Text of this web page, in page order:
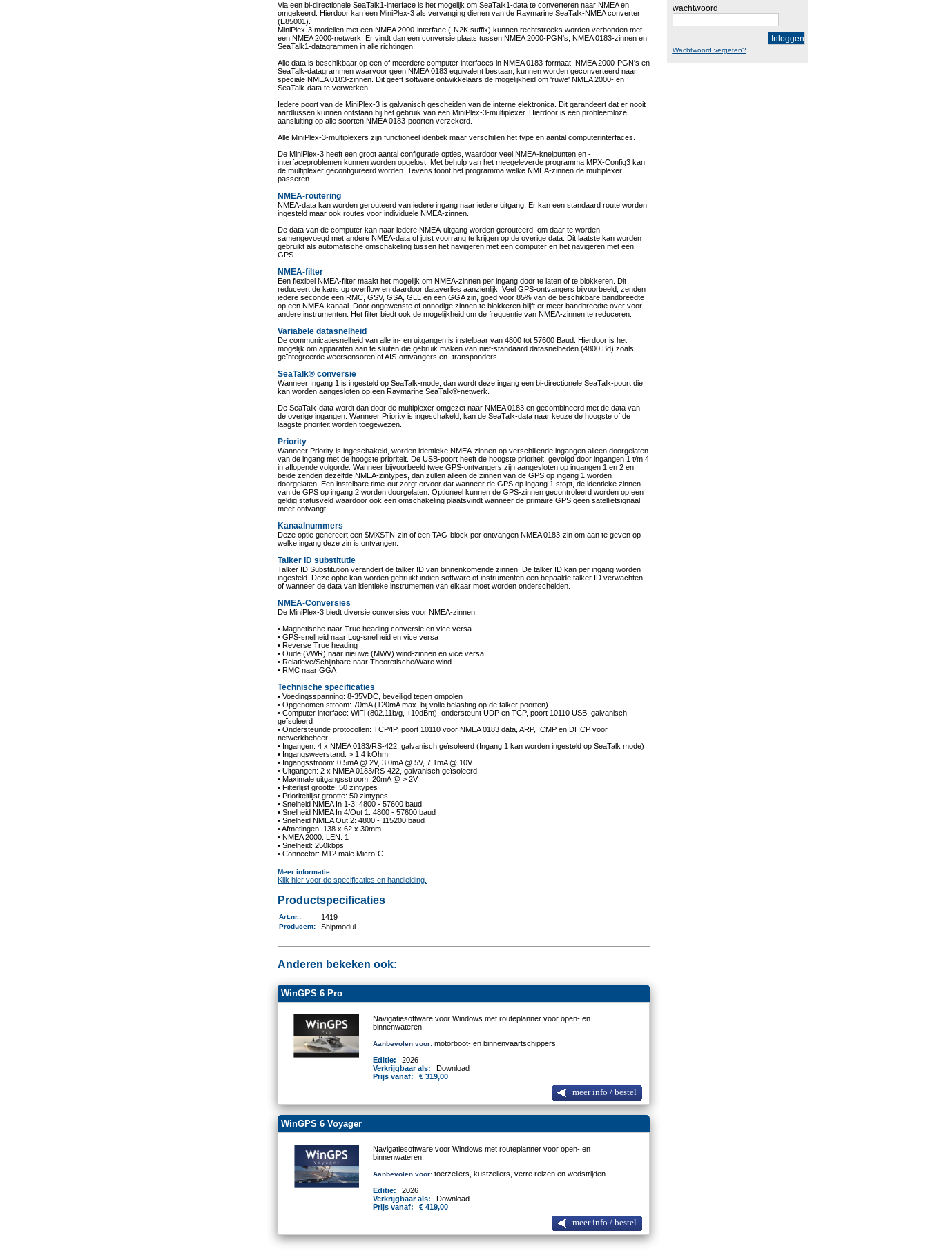
Via een bi-directionele SeaTalk1-interface is het mogelijk om SeaTalk1-data te converteren naar NMEA en
omgekeerd. Hierdoor kan een MiniPlex-3 als vervanging dienen van de Raymarine SeaTalk-NMEA converter
(E85001).
MiniPlex-3 modellen met een NMEA 2000-interface (-N2K suffix) kunnen rechtstreeks worden verbonden met
een NMEA 2000-netwerk. Er vindt dan een conversie plaats tussen NMEA 2000-PGN's, NMEA 0183-zinnen en
SeaTalk1-datagrammen in alle richtingen.
Alle data is beschikbaar op een of meerdere computer interfaces in NMEA 0183-formaat. NMEA 2000-PGN's en
SeaTalk-datagrammen waarvoor geen NMEA 0183 equivalent bestaan, kunnen worden geconverteerd naar
speciale NMEA 0183-zinnen. Dit geeft software ontwikkelaars de mogelijkheid om 'ruwe' NMEA 2000- en
SeaTalk-data te verwerken.
Iedere poort van de MiniPlex-3 is galvanisch gescheiden van de interne elektronica. Dit garandeert dat er nooit
aardlussen kunnen ontstaan bij het gebruik van een MiniPlex-3-multiplexer. Hierdoor is een probleemloze
aansluiting op alle soorten NMEA 0183-poorten verzekerd.
Alle MiniPlex-3-multiplexers zijn functioneel identiek maar verschillen het type en aantal computerinterfaces.
De MiniPlex-3 heeft een groot aantal configuratie opties, waardoor veel NMEA-knelpunten en -
interfaceproblemen kunnen worden opgelost. Met behulp van het meegeleverde programma MPX-Config3 kan
de multiplexer geconfigureerd worden. Tevens toont het programma welke NMEA-zinnen de multiplexer
passeren.
NMEA-routering
NMEA-data kan worden gerouteerd van iedere ingang naar iedere uitgang. Er kan een standaard route worden
ingesteld maar ook routes voor individuele NMEA-zinnen.
De data van de computer kan naar iedere NMEA-uitgang worden gerouteerd, om daar te worden
samengevoegd met andere NMEA-data of juist voorrang te krijgen op de overige data. Dit laatste kan worden
gebruikt als automatische omschakeling tussen het navigeren met een computer en het navigeren met een
GPS.
NMEA-filter
Een flexibel NMEA-filter maakt het mogelijk om NMEA-zinnen per ingang door te laten of te blokkeren. Dit
reduceert de kans op overflow en daardoor dataverlies aanzienlijk. Veel GPS-ontvangers bijvoorbeeld, zenden
iedere seconde een RMC, GSV, GSA, GLL en een GGA zin, goed voor 85% van de beschikbare bandbreedte
op een NMEA-kanaal. Door ongewenste of onnodige zinnen te blokkeren blijft er meer bandbreedte over voor
andere instrumenten. Het filter biedt ook de mogelijkheid om de frequentie van NMEA-zinnen te reduceren.
Variabele datasnelheid
De communicatiesnelheid van alle in- en uitgangen is instelbaar van 4800 tot 57600 Baud. Hierdoor is het
mogelijk om apparaten aan te sluiten die gebruik maken van niet-standaard datasnelheden (4800 Bd) zoals
geïntegreerde weersensoren of AIS-ontvangers en -transponders.
SeaTalk® conversie
Wanneer Ingang 1 is ingesteld op SeaTalk-mode, dan wordt deze ingang een bi-directionele SeaTalk-poort die
kan worden aangesloten op een Raymarine SeaTalk®-netwerk.
De SeaTalk-data wordt dan door de multiplexer omgezet naar NMEA 0183 en gecombineerd met de data van
de overige ingangen. Wanneer Priority is ingeschakeld, kan de SeaTalk-data naar keuze de hoogste of de
laagste prioriteit worden toegewezen.
Priority
Wanneer Priority is ingeschakeld, worden identieke NMEA-zinnen op verschillende ingangen alleen doorgelaten
van de ingang met de hoogste prioriteit. De USB-poort heeft de hoogste prioriteit, gevolgd door ingangen 1 t/m 4
in aflopende volgorde. Wanneer bijvoorbeeld twee GPS-ontvangers zijn aangesloten op ingangen 1 en 2 en
beide zenden dezelfde NMEA-zintypes, dan zullen alleen de zinnen van de GPS op ingang 1 worden
doorgelaten. Een instelbare time-out zorgt ervoor dat wanneer de GPS op ingang 1 stopt, de identieke zinnen
van de GPS op ingang 2 worden doorgelaten. Optioneel kunnen de GPS-zinnen gecontroleerd worden op een
geldig statusveld waardoor ook een omschakeling plaatsvindt wanneer de primaire GPS geen satellietsignaal
meer ontvangt.
Kanaalnummers
Deze optie genereert een $MXSTN-zin of een TAG-block per ontvangen NMEA 0183-zin om aan te geven op
welke ingang deze zin is ontvangen.
Talker ID substitutie
Talker ID Substitution verandert de talker ID van binnenkomende zinnen. De talker ID kan per ingang worden
ingesteld. Deze optie kan worden gebruikt indien software of instrumenten een bepaalde talker ID verwachten
of wanneer de data van identieke instrumenten van elkaar moet worden onderscheiden.
NMEA-Conversies
De MiniPlex-3 biedt diversie conversies voor NMEA-zinnen:
• Magnetische naar True heading conversie en vice versa
• GPS-snelheid naar Log-snelheid en vice versa
• Reverse True heading
• Oude (VWR) naar nieuwe (MWV) wind-zinnen en vice versa
• Relatieve/Schijnbare naar Theoretische/Ware wind
• RMC naar GGA
Technische specificaties
• Voedingsspanning: 8-35VDC, beveiligd tegen ompolen
• Opgenomen stroom: 70mA (120mA max. bij volle belasting op de talker poorten)
• Computer interface: WiFi (802.11b/g, +10dBm), ondersteunt UDP en TCP, poort 10110 USB, galvanisch
geïsoleerd
• Ondersteunde protocollen: TCP/IP, poort 10110 voor NMEA 0183 data, ARP, ICMP en DHCP voor
netwerkbeheer
• Ingangen: 4 x NMEA 0183/RS-422, galvanisch geïsoleerd (Ingang 1 kan worden ingesteld op SeaTalk mode)
• Ingangsweerstand: > 1.4 kOhm
• Ingangsstroom: 0.5mA @ 2V, 3.0mA @ 5V, 7.1mA @ 10V
• Uitgangen: 2 x NMEA 0183/RS-422, galvanisch geïsoleerd
• Maximale uitgangsstroom: 20mA @ > 2V
• Filterlijst grootte: 50 zintypes
• Prioriteitlijst grootte: 50 zintypes
• Snelheid NMEA In 1-3: 4800 - 57600 baud
• Snelheid NMEA In 4/Out 1: 4800 - 57600 baud
• Snelheid NMEA Out 2: 4800 - 115200 baud
• Afmetingen: 138 x 62 x 30mm
• NMEA 2000: LEN: 1
• Snelheid: 250kbps
• Connector: M12 male Micro-C
Meer informatie:
Klik hier voor de specificaties en handleiding.
Productspecificaties
Art.nr. : 1419
Producent: Shipmodul
Anderen bekeken ook:
WinGPS 6 Pro
Navigatiesoftware voor Windows met routeplanner voor open- en
binnenwateren.
Aanbevolen voor: motorboot- en binnenvaartschippers.
Editie:
2026
Verkrijgbaar als:
Download
Prijs vanaf:
€ 319,00
meer info / bestel
WinGPS 6 Voyager
Navigatiesoftware voor Windows met routeplanner voor open- en
binnenwateren.
Aanbevolen voor: toerzeilers, kustzeilers, verre reizen en wedstrijden.
Editie:
2026
Verkrijgbaar als:
Download
Prijs vanaf:
€ 419,00
meer info / bestel
wachtwoord
Inloggen
Wachtwoord vergeten?